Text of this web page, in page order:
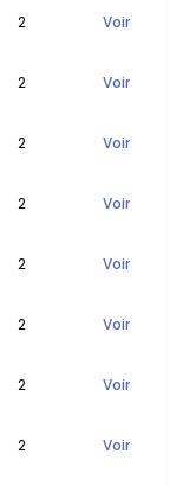
2 Voir
2 Voir
2 Voir
2 Voir
2 Voir
2 Voir
2 Voir
2 Voir